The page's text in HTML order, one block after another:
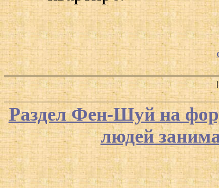
Раздел Фен-Шуй на
людей